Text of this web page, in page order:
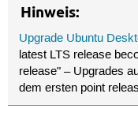
Hinweis:
Upgrade Ubuntu
latest LTS release
release" – Upgrades
dem ersten point